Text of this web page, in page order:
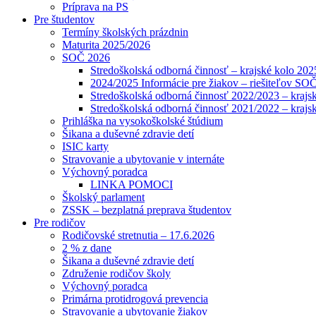
Príprava na PS
Pre študentov
Termíny školských prázdnin
Maturita 2025/2026
SOČ 2026
Stredoškolská odborná činnosť – krajské kolo
2024/2025 Informácie pre žiakov – riešiteľov SOČ
Stredoškolská odborná činnosť 2022/2023 –
Stredoškolská odborná činnosť 2021/2022 –
Prihláška na vysokoškolské štúdium
Šikana a duševné zdravie detí
ISIC karty
Stravovanie a ubytovanie v internáte
Výchovný poradca
LINKA POMOCI
Školský parlament
ZSSK – bezplatná preprava študentov
Pre rodičov
Rodičovské stretnutia – 17.6.2026
2 % z dane
Šikana a duševné zdravie detí
Združenie rodičov školy
Výchovný poradca
Primárna protidrogová prevencia
Stravovanie a ubytovanie žiakov